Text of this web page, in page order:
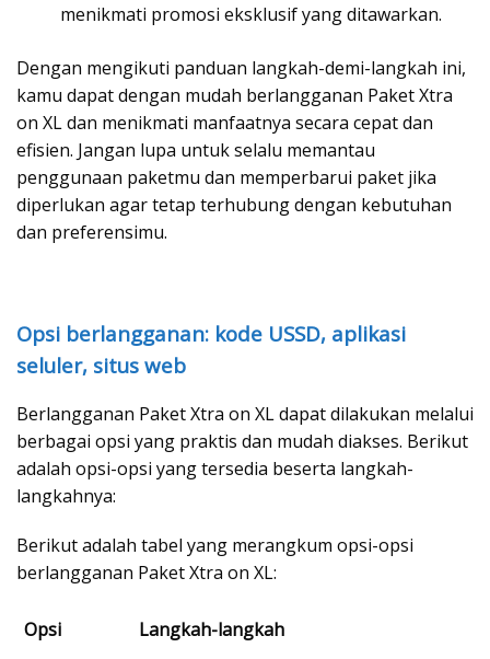
menikmati promosi eksklusif yang ditawarkan.
Dengan mengikuti panduan langkah-demi-langkah ini,
kamu dapat dengan mudah berlangganan Paket Xtra
on XL dan menikmati manfaatnya secara cepat dan
efisien. Jangan lupa untuk selalu memantau
penggunaan paketmu dan memperbarui paket jika
diperlukan agar tetap terhubung dengan kebutuhan
dan preferensimu.
Opsi berlangganan: kode USSD, aplikasi
seluler, situs web
Berlangganan Paket Xtra on XL dapat dilakukan melalui
berbagai opsi yang praktis dan mudah diakses. Berikut
adalah opsi-opsi yang tersedia beserta langkah-
langkahnya:
Berikut adalah tabel yang merangkum opsi-opsi
berlangganan Paket Xtra on XL:
Opsi Langkah-langkah